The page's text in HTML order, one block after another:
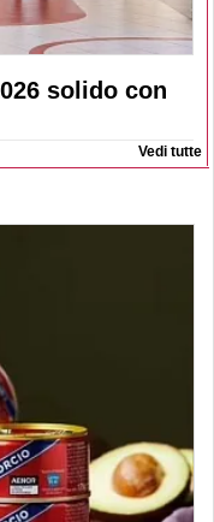
solido con
Vedi tutte